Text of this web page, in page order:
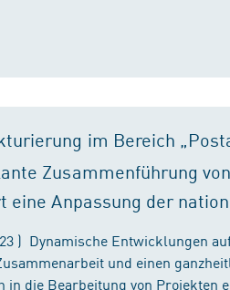
im Bereich
Zusammenführung
eine Anpassung der
) Dynamische Entwicklungen
und einen
in die Bearbeitung von Projekten